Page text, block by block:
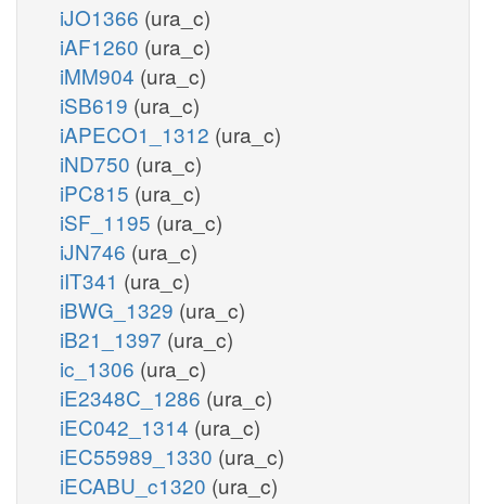
iJO1366 (ura_c)
iAF1260 (ura_c)
iMM904 (ura_c)
iSB619 (ura_c)
iAPECO1_1312 (ura_c)
iND750 (ura_c)
iPC815 (ura_c)
iSF_1195 (ura_c)
iJN746 (ura_c)
iIT341 (ura_c)
iBWG_1329 (ura_c)
iB21_1397 (ura_c)
ic_1306 (ura_c)
iE2348C_1286 (ura_c)
iEC042_1314 (ura_c)
iEC55989_1330 (ura_c)
iECABU_c1320 (ura_c)